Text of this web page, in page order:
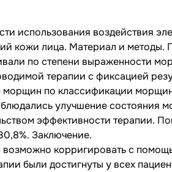
использования воздействия
кожи лица. Материал и
по степени выраженности
терапии с фиксацией
по классификации
улучшение
эффективности терапии.
Заключение.
корригировать с
были достигнуты у всех